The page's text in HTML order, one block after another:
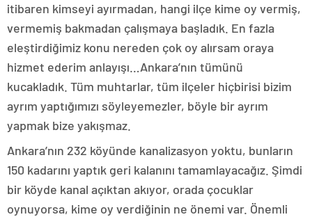
itibaren kimseyi ayırmadan, hangi ilçe kime oy vermiş,
vermemiş bakmadan çalışmaya başladık. En fazla
eleştirdiğimiz konu nereden çok oy alırsam oraya
hizmet ederim anlayışı…Ankara’nın tümünü
kucakladık. Tüm muhtarlar, tüm ilçeler hiçbirisi bizim
ayrım yaptığımızı söyleyemezler, böyle bir ayrım
yapmak bize yakışmaz.
Ankara’nın 232 köyünde kanalizasyon yoktu, bunların
150 kadarını yaptık geri kalanını tamamlayacağız. Şimdi
bir köyde kanal açıktan akıyor, orada çocuklar
oynuyorsa, kime oy verdiğinin ne önemi var. Önemli